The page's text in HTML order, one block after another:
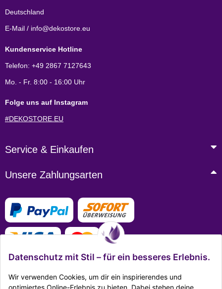
Deutschland
E-Mail / info@dekostore.eu
Kundenservice Hotline
Telefon: +49 2867 7127643
Mo. - Fr. 8:00 - 16:00 Uhr
Folge uns auf Instagram
#DEKOSTORE.EU
Service & Einkaufen
Unsere Zahlungsarten
Datenschutz mit Stil – für ein besseres Erlebnis.
Wir verwenden Cookies, um dir ein inspirierendes und
optimiertes Online-Erlebnis zu bieten. Dabei stehen deine